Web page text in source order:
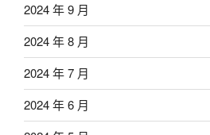
2024 年 9 月
2024 年 8 月
2024 年 7 月
2024 年 6 月